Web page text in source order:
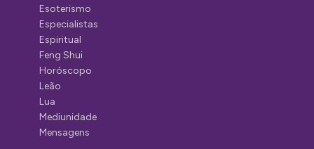
Esoterismo
Especialistas
Espiritual
Feng Shui
Horóscopo
Leão
Lua
Mediunidade
Mensagens